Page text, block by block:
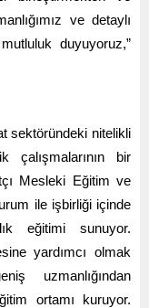
ve detaylı
duyuyoruz,”
sektöründeki nitelikli
çalışmalarının bir
Mesleki Eğitim ve
ile işbirliği içinde
eğitimi sunuyor.
yardımcı olmak
uzmanlığından
ortamı kuruyor.